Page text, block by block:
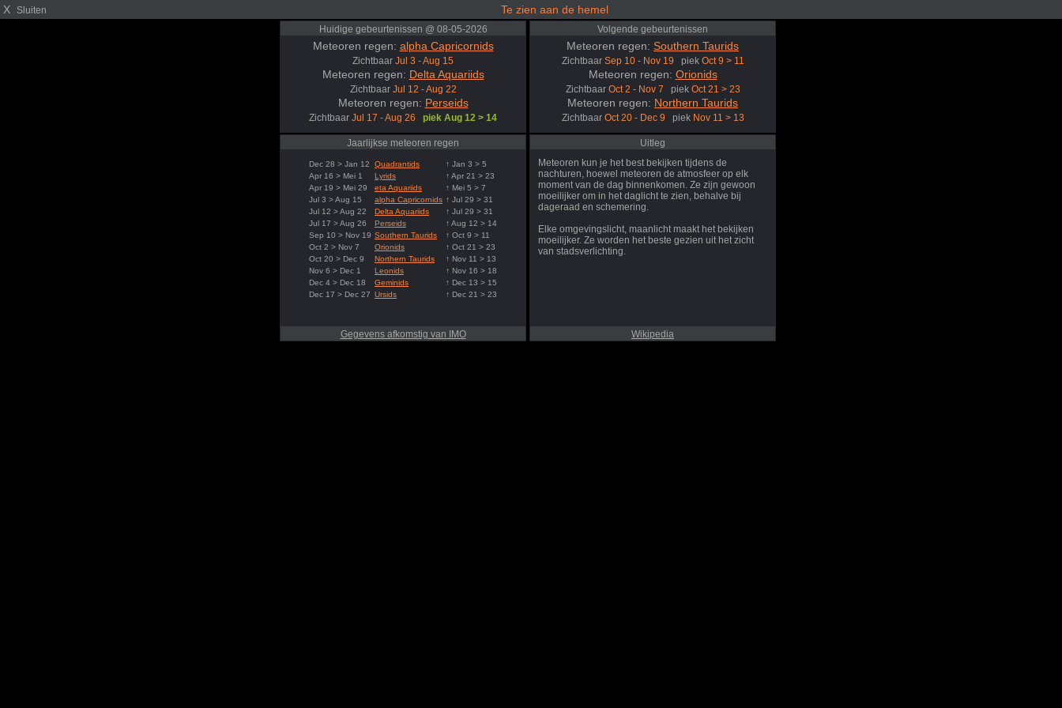
X Sluiten Te zien aan de hemel
Huidige gebeurtenissen @ 08-05-2026
Meteoren regen: alpha Capricornids
Zichtbaar Jul 3 - Aug 15
Meteoren regen: Delta Aquariids
Zichtbaar Jul 12 - Aug 22
Meteoren regen: Perseids
Zichtbaar Jul 17 - Aug 26 piek Aug 12 > 14
Volgende gebeurtenissen
Meteoren regen: Southern Taurids
Zichtbaar Sep 10 - Nov 19 piek Oct 9 > 11
Meteoren regen: Orionids
Zichtbaar Oct 2 - Nov 7 piek Oct 21 > 23
Meteoren regen: Northern Taurids
Zichtbaar Oct 20 - Dec 9 piek Nov 11 > 13
Jaarlijkse meteoren regen
Dec 28 > Jan 12 Quadrantids
↑ Jan 3 > 5
Apr 16 > Mei 1
Lyrids
↑ Apr 21 > 23
Apr 19 > Mei 29
eta Aquariids
↑ Mei 5 > 7
Jul 3 > Aug 15
alpha Capricornids ↑ Jul 29 > 31
Jul 12 > Aug 22
Delta Aquariids
↑ Jul 29 > 31
Jul 17 > Aug 26
Perseids
↑ Aug 12 > 14
Sep 10 > Nov 19 Southern Taurids
↑ Oct 9 > 11
Oct 2 > Nov 7
Orionids
↑ Oct 21 > 23
Oct 20 > Dec 9
Northern Taurids
↑ Nov 11 > 13
Nov 6 > Dec 1
Leonids
↑ Nov 16 > 18
Dec 4 > Dec 18
Geminids
↑ Dec 13 > 15
Dec 17 > Dec 27 Ursids ↑ Dec 21 > 23
Gegevens afkomstig van IMO
Uitleg
Meteoren kun je het best bekijken tijdens de
nachturen, hoewel meteoren de atmosfeer op elk
moment van de dag binnenkomen. Ze zijn gewoon
moeilijker om in het daglicht te zien, behalve bij
dageraad en schemering.
Elke omgevingslicht, maanlicht maakt het bekijken
moeilijker. Ze worden het beste gezien uit het zicht
van stadsverlichting.
Wikipedia